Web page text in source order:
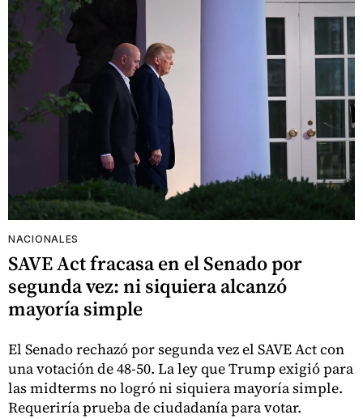
NACIONALES
SAVE Act fracasa en el Senado por
segunda vez: ni siquiera alcanzó
mayoría simple
El Senado rechazó por segunda vez el SAVE Act con
una votación de 48-50. La ley que Trump exigió para
las midterms no logró ni siquiera mayoría simple.
Requeriría prueba de ciudadanía para votar.